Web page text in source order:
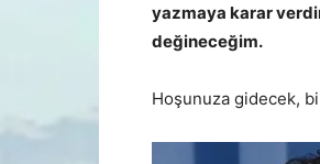
yazmaya karar
değineceğim.
Hoşunuza gidecek,